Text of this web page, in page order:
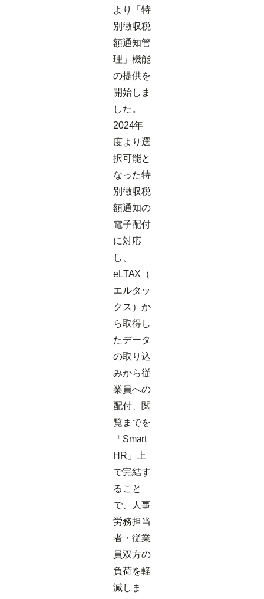
より「特
別徴収税
額通知管
理」機能
の提供を
開始しま
した。
2024年
度より選
択可能と
なった特
別徴収税
額通知の
電子配付
に対応
し、
eLTAX（
エルタッ
クス）か
ら取得し
たデータ
の取り込
みから従
業員への
配付、閲
覧までを
「Smart
HR」上
で完結す
ること
で、人事
労務担当
者・従業
員双方の
負荷を軽
減しま